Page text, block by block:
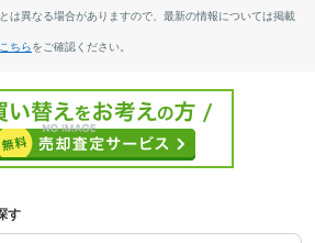
は異なる場合がありますので、最新の情報については掲載
こちらをご確認ください。
す